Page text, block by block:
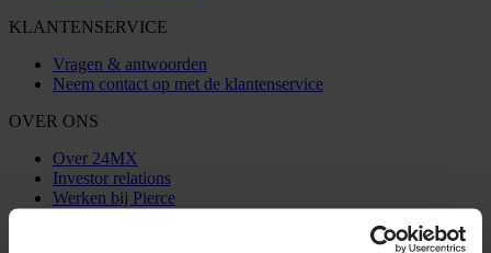
KLANTENSERVICE
Vragen & antwoorden
Neem contact op met de klantenservice
OVER ONS
Over 24MX
Investor relations
Werken bij Pierce